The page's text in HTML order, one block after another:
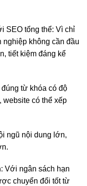
SEO tổng thể: Vì chỉ
nghiệp không cần đầu
tiết kiệm đáng kể
từ khóa có độ
website có thể xếp
ngũ nội dung lớn,
: Với ngân sách hạn
chuyển đổi tốt từ